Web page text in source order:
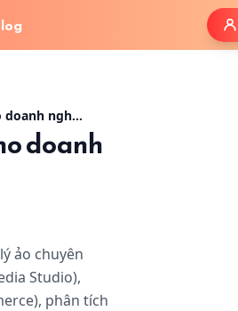
Module Agent — Khởi tạo & quản lý Trợ lý Ảo cho doanh nghiệp thông minh
doanh
ảo chuyên
Studio),
phân tích